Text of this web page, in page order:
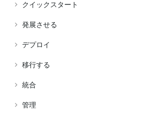
クイックスタート
発展させる
デプロイ
移行する
統合
管理